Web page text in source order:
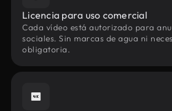
Licencia para uso comercial
Cada vídeo está autorizado para
sociales. Sin marcas de agua ni
obligatoria.